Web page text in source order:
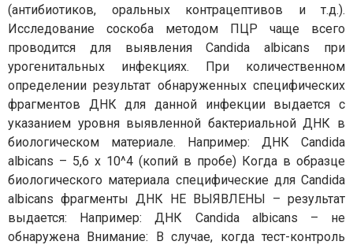
(антибиотиков, оральных контрацептивов и т.д.).
Исследование соскоба методом ПЦР чаще всего
проводится для выявления Candida albicans при
урогенитальных инфекциях. При количественном
определении результат обнаруженных специфических
фрагментов ДНК для данной инфекции выдается с
указанием уровня выявленной бактериальной ДНК в
биологическом материале. Например: ДНК Candida
albicans – 5,6 х 10^4 (копий в пробе) Когда в образце
биологического материала специфические для Candida
albicans фрагменты ДНК НЕ ВЫЯВЛЕНЫ – результат
выдается: Например: ДНК Candida albicans – не
обнаружена Внимание: В случае, когда тест-контроль